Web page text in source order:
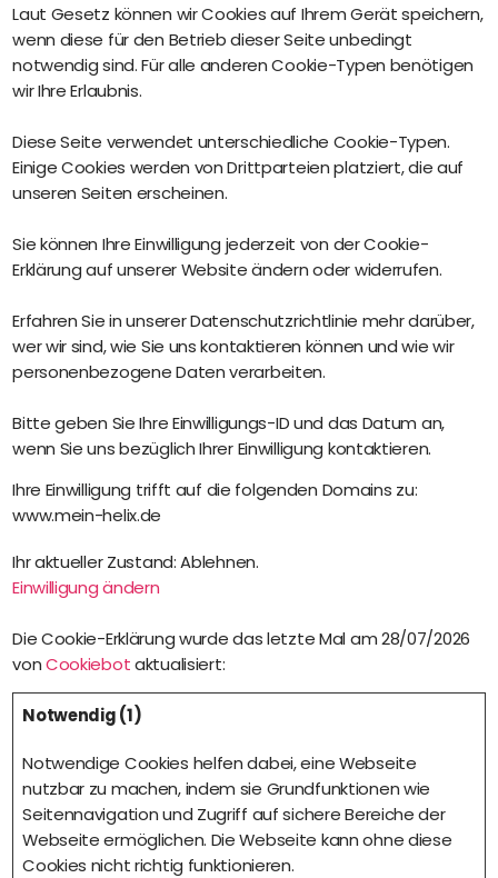
Laut Gesetz können wir Cookies auf Ihrem Gerät speichern,
wenn diese für den Betrieb dieser Seite unbedingt
notwendig sind. Für alle anderen Cookie-Typen benötigen
wir Ihre Erlaubnis.
Diese Seite verwendet unterschiedliche Cookie-Typen.
Einige Cookies werden von Drittparteien platziert, die auf
unseren Seiten erscheinen.
Sie können Ihre Einwilligung jederzeit von der Cookie-
Erklärung auf unserer Website ändern oder widerrufen.
Erfahren Sie in unserer Datenschutzrichtlinie mehr darüber,
wer wir sind, wie Sie uns kontaktieren können und wie wir
personenbezogene Daten verarbeiten.
Bitte geben Sie Ihre Einwilligungs-ID und das Datum an,
wenn Sie uns bezüglich Ihrer Einwilligung kontaktieren.
Ihre Einwilligung trifft auf die folgenden Domains zu:
www.mein-helix.de
Ihr aktueller Zustand: Ablehnen.
Einwilligung ändern
Die Cookie-Erklärung wurde das letzte Mal am 28/07/2026
vonCookiebotaktualisiert:
Notwendig (1)
Notwendige Cookies helfen dabei, eine Webseite
nutzbar zu machen, indem sie Grundfunktionen wie
Seitennavigation und Zugriff auf sichere Bereiche der
Webseite ermöglichen. Die Webseite kann ohne diese
Cookies nicht richtig funktionieren.